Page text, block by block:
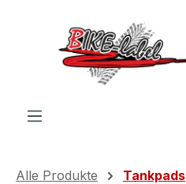
Zum Hauptinhalt springen
Alle Produkte Tankpads